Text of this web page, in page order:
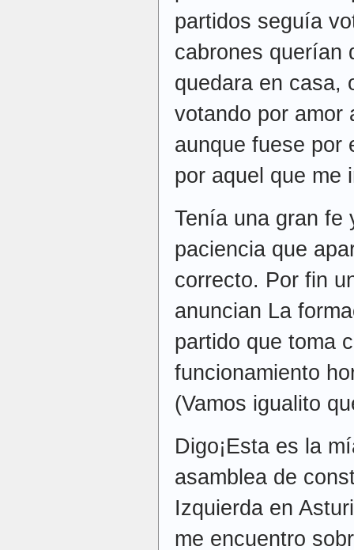
partidos seguía
cabrones querían
quedara en casa,
votando por amor
aunque fuese por
por aquel que me
Tenía una gran fe
paciencia que
correcto. Por fin
anuncian La
partido que toma
funcionamiento
(Vamos igualito
Digo¡Esta es la
asamblea de
Izquierda en
me encuentro